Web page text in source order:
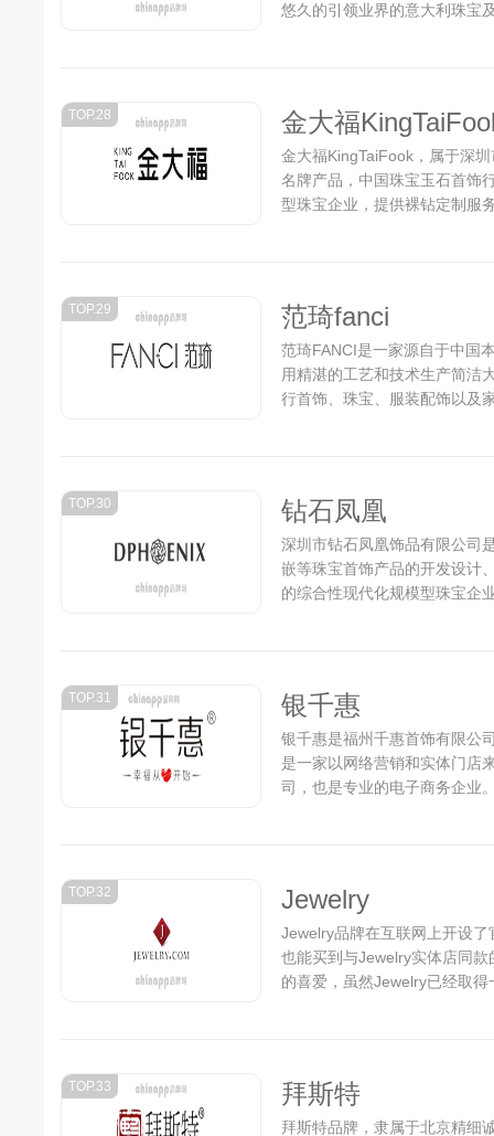
悠久的引领业界的意大利珠宝
TOP.28 金大福
金大福KingTaiFook，属于深
名牌产品，中国珠宝玉石首饰
型珠宝企业，提供裸钻定制服
TOP.29 范琦fanci
范琦FANCI是一家源自于中国
用精湛的工艺和技术生产简洁
行首饰、珠宝、服装配饰以及
TOP.30 钻石凤凰
深圳市钻石凤凰饰品有限公司
嵌等珠宝首饰产品的开发设计
的综合性现代化规模型珠宝企
TOP.31 银千惠
银千惠是福州千惠首饰有限公
是一家以网络营销和实体门店
司，也是专业的电子商务企业
TOP.32 Jewelry
Jewelry品牌在互联网上开设
也能买到与Jewelry实体店同
的喜爱，虽然Jewelry已经取
TOP.33 拜斯特
拜斯特品牌，隶属于北京精细